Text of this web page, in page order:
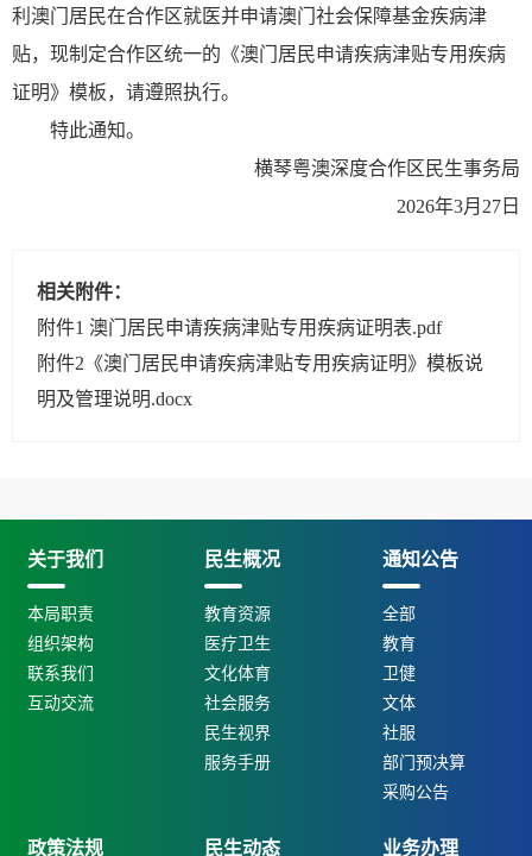
利澳门居民在合作区就医并申请澳门社会保障基金疾病津
贴，现制定合作区统一的《澳门居民申请疾病津贴专用疾病
证明》模板，请遵照执行。
特此通知。
横琴粤澳深度合作区民生事务局
2026年3月27日
相关附件：
附件1 澳门居民申请疾病津贴专用疾病证明表.pdf
附件2《澳门居民申请疾病津贴专用疾病证明》模板说
明及管理说明.docx
关于我们
本局职责
组织架构
联系我们
互动交流
民生概况
教育资源
医疗卫生
文化体育
社会服务
民生视界
服务手册
通知公告
全部
教育
卫健
文体
社服
部门预决算
采购公告
政策法规 民生动态 业务办理